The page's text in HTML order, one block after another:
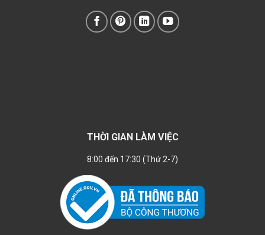
THỜI GIAN LÀM VIỆC
8:00 đến 17:30 (Thứ 2-7)